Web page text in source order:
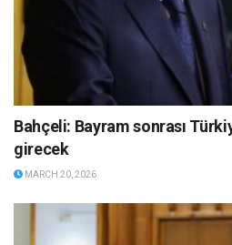
Bahçeli: Bayram sonrası
girecek
MARCH 20, 2026